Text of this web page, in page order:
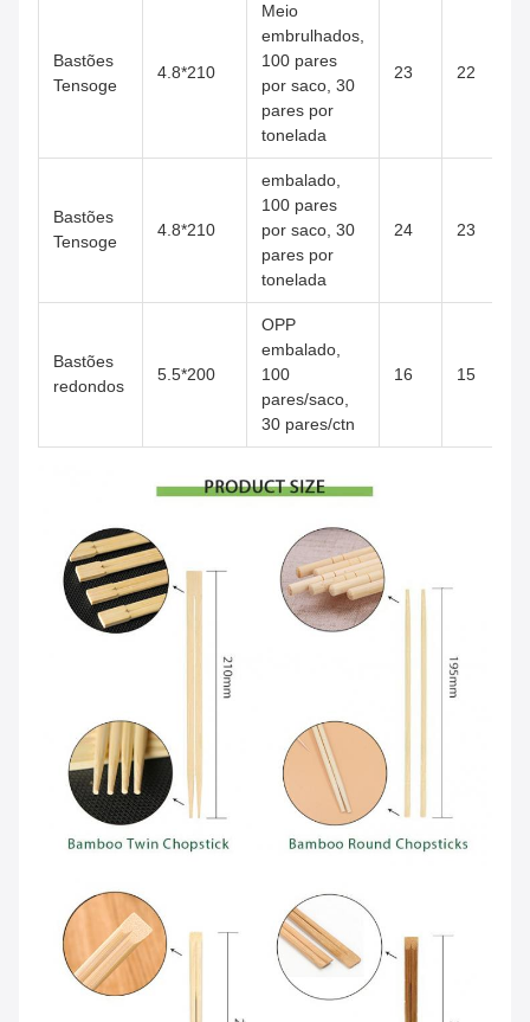
Bastões
Tensoge
4.8*210
Meio
embrulhados,
100 pares
por saco, 30
pares por
tonelada
23 22
Bastões
Tensoge
4.8*210
embalado,
100 pares
por saco, 30
pares por
tonelada
24 23
Bastões
redondos
5.5*200
OPP
embalado,
100
pares/saco,
30 pares/ctn
16 15